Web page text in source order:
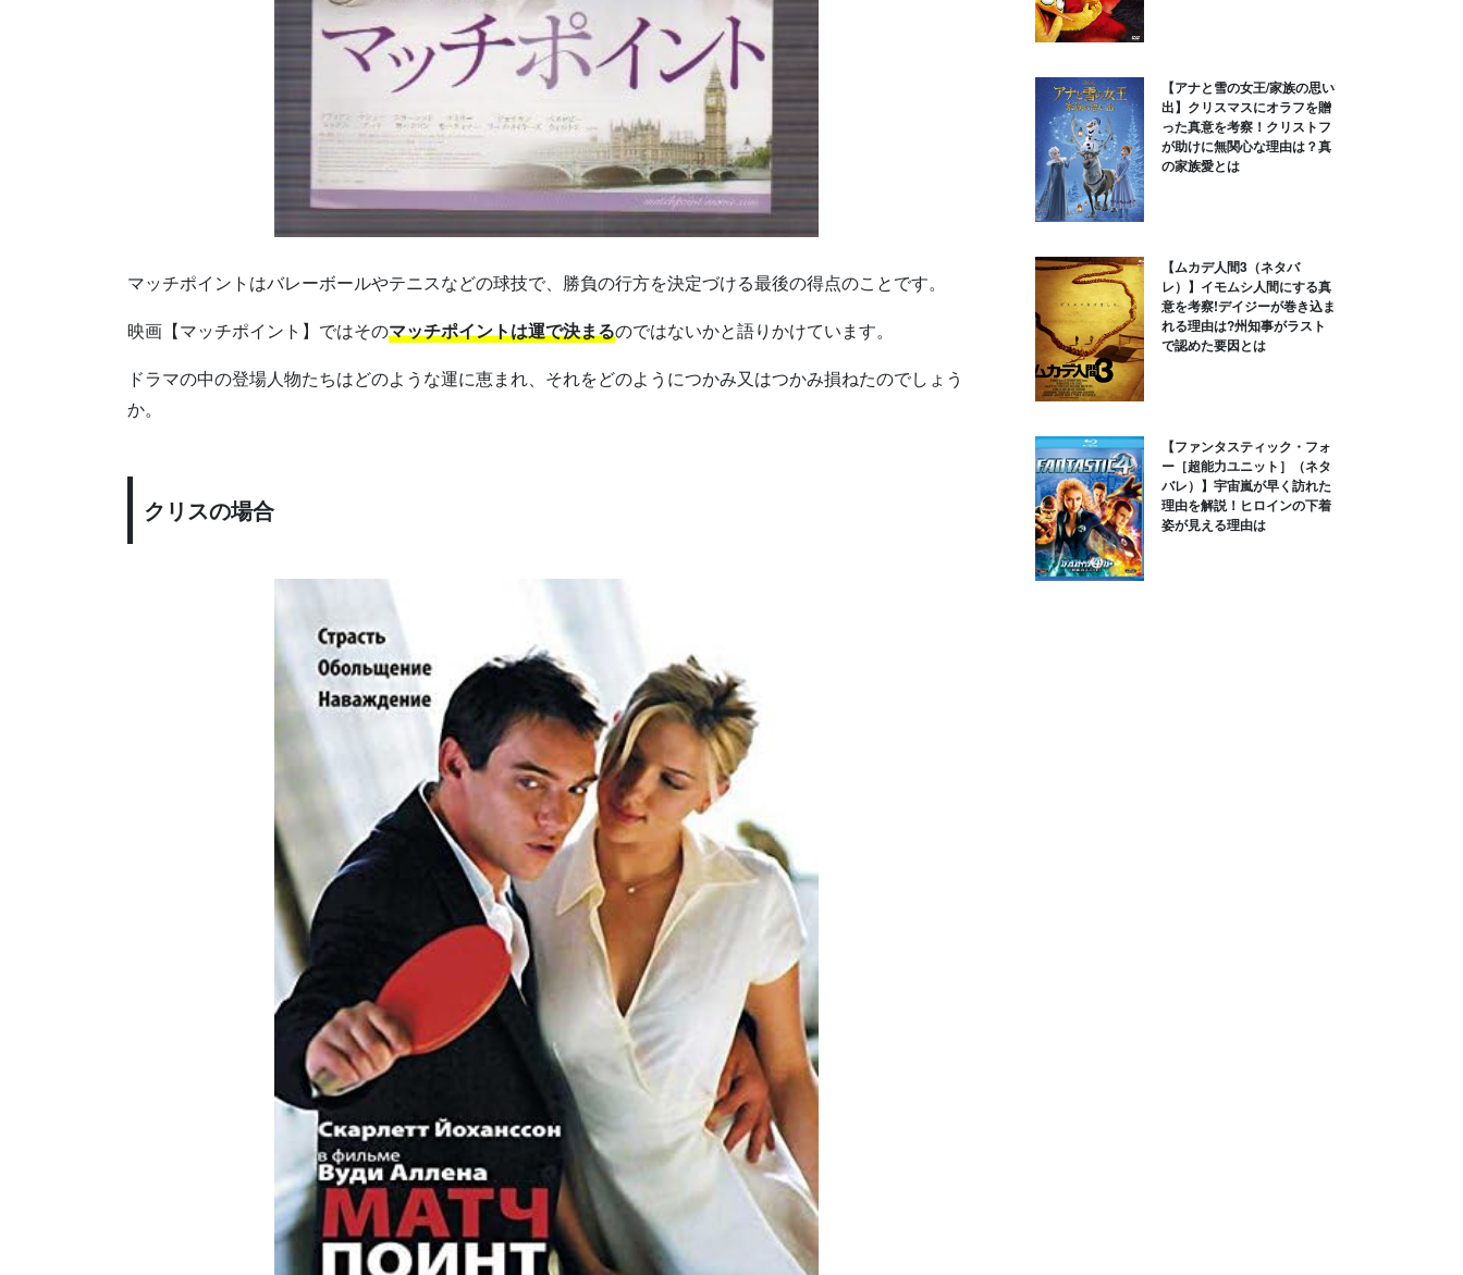
マッチポイントはバレーボールやテニスなどの球技で、勝負の行方を決定づける最後の得点のことです。
映画【マッチポイント】ではそのマッチポイントは運で決まるのではないかと語りかけています。
ドラマの中の登場人物たちはどのような運に恵まれ、それをどのようにつかみ又はつかみ損ねたのでしょう
か。
クリスの場合
【アナと雪の女王/家族の思い
出】クリスマスにオラフを贈
った真意を考察！クリストフ
が助けに無関心な理由は？真
の家族愛とは
【ムカデ人間3（ネタバ
レ）】イモムシ人間にする真
意を考察!デイジーが巻き込ま
れる理由は?州知事がラスト
で認めた要因とは
【ファンタスティック・フォ
ー［超能力ユニット］（ネタ
バレ）】宇宙嵐が早く訪れた
理由を解説！ヒロインの下着
姿が見える理由は